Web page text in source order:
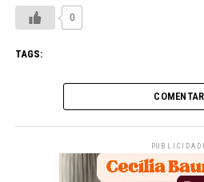
0
TAGS:
COMENTAR